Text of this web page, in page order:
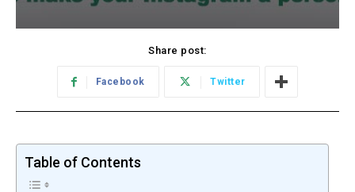
Share post:
Facebook Twitter
Table of Contents